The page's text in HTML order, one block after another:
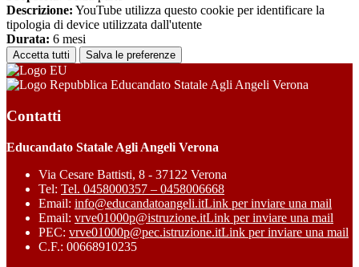
Descrizione: YouTube utilizza questo cookie per identificare la
tipologia di device utilizzata dall'utente
Durata: 6 mesi
Accetta tutti Salva le preferenze
Educandato Statale Agli Angeli Verona
Contatti
Educandato Statale Agli Angeli Verona
Via Cesare Battisti, 8 - 37122 Verona
Tel: Tel. 0458000357 – 0458006668
Email: info@educandatoangeli.itLink per inviare una mail
Email: vrve01000p@istruzione.itLink per inviare una mail
PEC: vrve01000p@pec.istruzione.itLink per inviare una mail
C.F.: 00668910235